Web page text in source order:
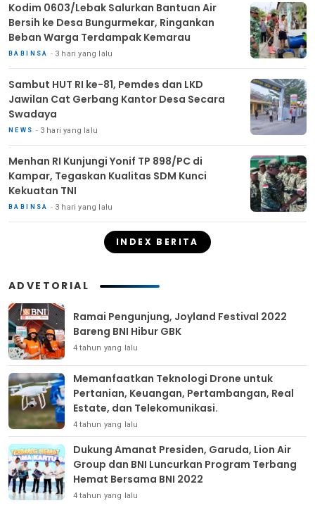
Kodim 0603/Lebak Salurkan Bantuan Air
Bersih ke Desa Bungurmekar, Ringankan
Beban Warga Terdampak Kemarau
BABINSA 3 hari yang lalu
Sambut HUT RI ke-81, Pemdes dan LKD
Jawilan Cat Gerbang Kantor Desa Secara
Swadaya
NEWS 3 hari yang lalu
Menhan RI Kunjungi Yonif TP 898/PC di
Kampar, Tegaskan Kualitas SDM Kunci
Kekuatan TNI
BABINSA 3 hari yang lalu
INDEX BERITA
ADVETORIAL
Ramai Pengunjung, Joyland Festival 2022
Bareng BNI Hibur GBK
4 tahun yang lalu
Memanfaatkan Teknologi Drone untuk
Pertanian, Keuangan, Pertambangan, Real
Estate, dan Telekomunikasi.
4 tahun yang lalu
Dukung Amanat Presiden, Garuda, Lion Air
Group dan BNI Luncurkan Program Terbang
Hemat Bersama BNI 2022
4 tahun yang lalu